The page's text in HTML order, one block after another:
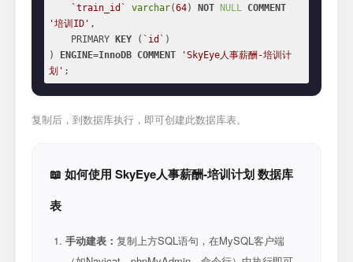
`train_id`
varchar(64) NOT NULL COMMENT
'培训ID' ,
    PRIMARY
KEY ( `id` )
)
ENGINE=InnoDB COMMENT
'SkyEye人事薪酬-培训计
划' ;
复制后，到数据库执行，即可创建此数据库表。
📖 如何使用 SkyEye人事薪酬-培训计划 数据库
表
手动建表： 复制上方SQL语句，在MySQL客户端